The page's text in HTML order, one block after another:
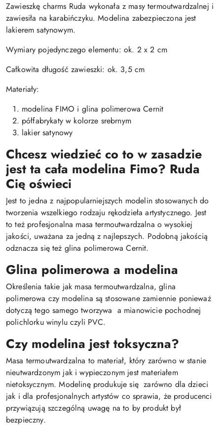
Zawieszkę charms Ruda wykonała z masy termoutwardzalnej i
zawiesiła na karabińczyku. Modelina zabezpieczona jest
lakierem satynowym.
Wymiary pojedynczego elementu: ok. 2 x 2 cm
Całkowita długość zawieszki: ok. 3,5 cm
Materiały:
modelina FIMO i glina polimerowa Cernit
półfabrykaty w kolorze srebrnym
lakier satynowy
Chcesz wiedzieć co to w zasadzie
jest ta cała modelina Fimo? Ruda
Cię oświeci
Jest to jedna z najpopularniejszych modelin stosowanych do
tworzenia wszelkiego rodzaju rękodzieła artystycznego. Jest
to też profesjonalna masa termoutwardzalna o wysokiej
jakości, uważana za jedną z najlepszych. Podobną jakością
odznacza się też glina polimerowa Cernit.
Glina polimerowa a modelina
Określenia takie jak masa termoutwardzalna, glina
polimerowa czy modelina są stosowane zamiennie ponieważ
dotyczą tego samego tworzywa a mianowicie pochodnej
polichlorku winylu czyli PVC.
Czy modelina jest toksyczna?
Masa termoutwardzalna to materiał, który zarówno w stanie
nieutwardzonym jak i wypieczonym jest materiałem
nietoksycznym. Modelinę produkuje się zarówno dla dzieci
jak i dla profesjonalnych artystów co sprawia, że producenci
przywiązują szczególną uwagę na to by produkt był
bezpieczny.